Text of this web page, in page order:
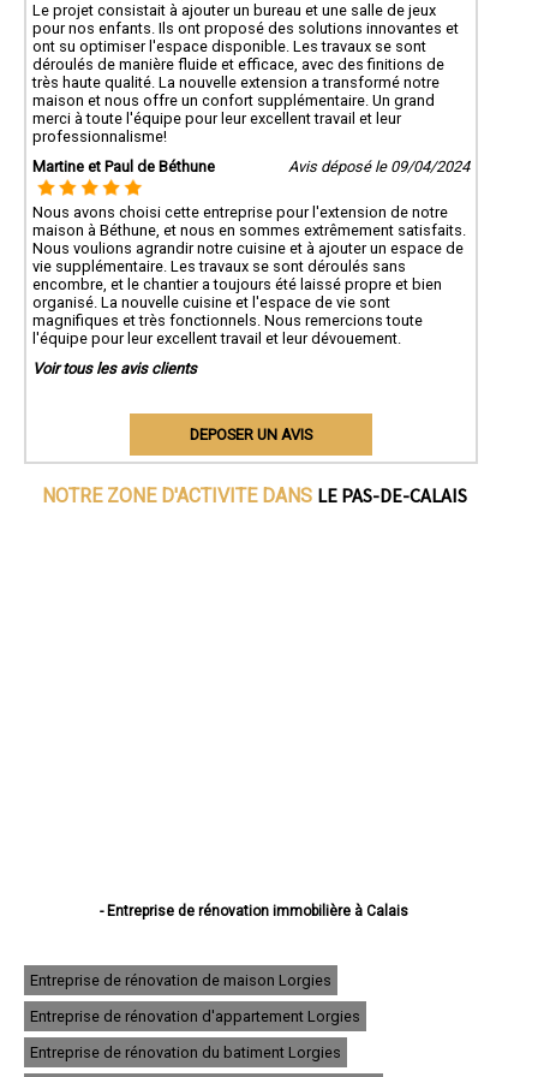
Le projet consistait à ajouter un bureau et une salle de jeux
pour nos enfants. Ils ont proposé des solutions innovantes et
ont su optimiser l'espace disponible. Les travaux se sont
déroulés de manière fluide et efficace, avec des finitions de
très haute qualité. La nouvelle extension a transformé notre
maison et nous offre un confort supplémentaire. Un grand
merci à toute l'équipe pour leur excellent travail et leur
professionnalisme!
Martine et Paul de Béthune
Avis déposé le 09/04/2024
Nous avons choisi cette entreprise pour l'extension de notre
maison à Béthune, et nous en sommes extrêmement satisfaits.
Nous voulions agrandir notre cuisine et à ajouter un espace de
vie supplémentaire. Les travaux se sont déroulés sans
encombre, et le chantier a toujours été laissé propre et bien
organisé. La nouvelle cuisine et l'espace de vie sont
magnifiques et très fonctionnels. Nous remercions toute
l'équipe pour leur excellent travail et leur dévouement.
Voir tous les avis clients
DEPOSER UN AVIS
NOTRE ZONE D'ACTIVITE DANS LE PAS-DE-CALAIS
- Entreprise de rénovation immobilière à Calais
- Entreprise de rénovation immobilière à Lens
- Entreprise de rénovation immobilière à Liévin
- Entreprise de rénovation immobilière à Béthune
- Entreprise de rénovation immobilière à Hénin-Beaumont
- Entreprise de rénovation immobilière à Bruay-la-Buissière
Entreprise de rénovation de maison Lorgies
Entreprise de rénovation d'appartement Lorgies
Entreprise de rénovation du batiment Lorgies